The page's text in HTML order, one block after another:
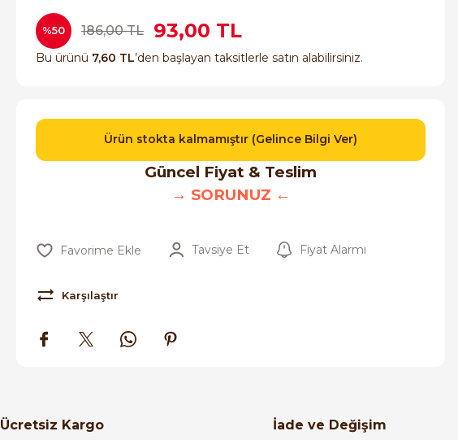
%50 186,00 TL 93,00 TL
Bu ürünü 7,60 TL’den başlayan taksitlerle satın alabilirsiniz.
Ürün stokta kalmamıştır (Gelince Bilgi Ver)
Güncel Fiyat & Teslim
→ SORUNUZ ←
Tavsiye Et Fiyat Alarmı
Karşılaştır
Ücretsiz Kargo İade ve Değişim